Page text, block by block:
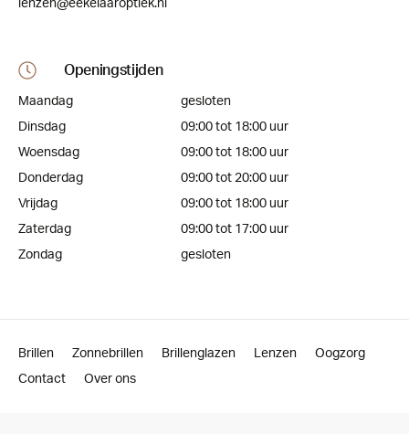
lenzen@eekelaaroptiek.nl
Openingstijden
Maandag
gesloten
Dinsdag
09:00 tot 18:00 uur
Woensdag
09:00 tot 18:00 uur
Donderdag
09:00 tot 20:00 uur
Vrijdag
09:00 tot 18:00 uur
Zaterdag
09:00 tot 17:00 uur
Zondag
gesloten
Brillen Zonnebrillen Brillenglazen Lenzen
Oogzorg
Contact
Over ons